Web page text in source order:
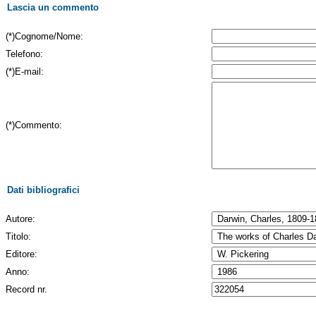
Lascia un commento
(*)Cognome/Nome:
Telefono:
(*)E-mail:
(*)Commento:
Dati bibliografici
Autore:
Titolo:
Editore:
Anno:
Record nr.